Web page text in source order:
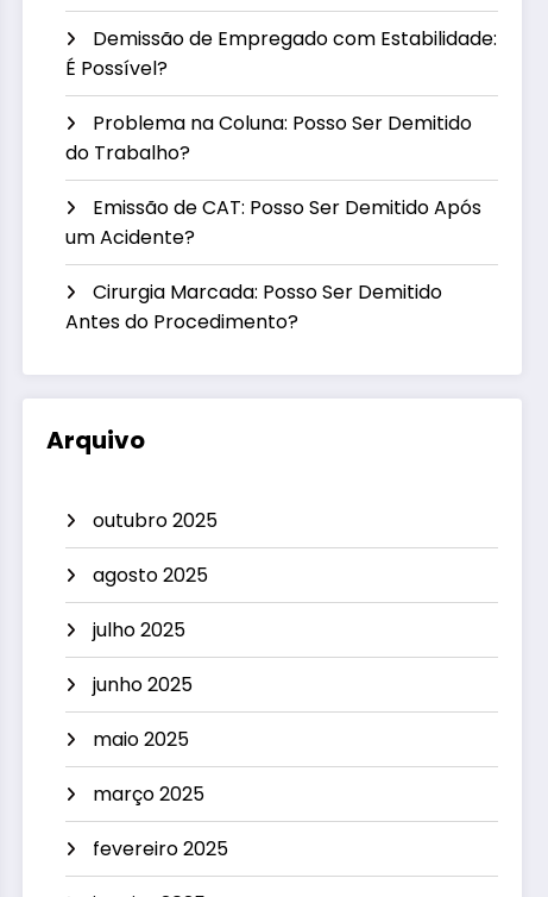
Demissão de Empregado com Estabilidade:
É Possível?
Problema na Coluna: Posso Ser Demitido
do Trabalho?
Emissão de CAT: Posso Ser Demitido Após
um Acidente?
Cirurgia Marcada: Posso Ser Demitido
Antes do Procedimento?
Arquivo
outubro 2025
agosto 2025
julho 2025
junho 2025
maio 2025
março 2025
fevereiro 2025